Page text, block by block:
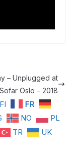
– Unplugged at
Sofar Oslo – 2018
FI
FR
NO
PL
TR UK